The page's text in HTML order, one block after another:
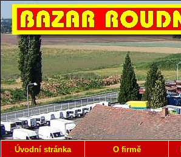
Úvodní stránka O firmě